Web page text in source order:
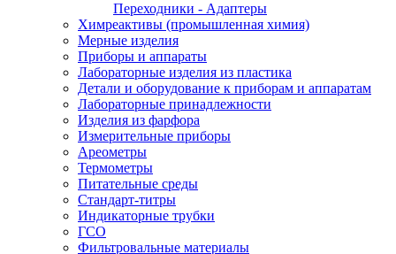
Переходники - Адаптеры
Химреактивы (промышленная химия)
Мерные изделия
Приборы и аппараты
Лабораторные изделия из пластика
Детали и оборудование к приборам и аппаратам
Лабораторные принадлежности
Изделия из фарфора
Измерительные приборы
Ареометры
Термометры
Питательные среды
Стандарт-титры
Индикаторные трубки
ГСО
Фильтровальные материалы